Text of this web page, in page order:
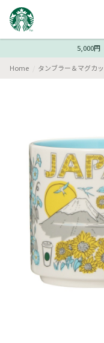
5,000円
Home タンブラー＆マグカ